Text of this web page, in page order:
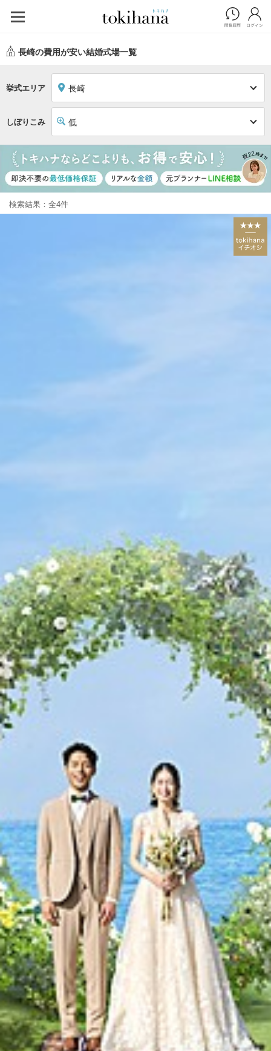
長崎の費用が安い結婚式場一覧
挙式エリア 長崎
しぼりこみ 低
検索結果：全4件